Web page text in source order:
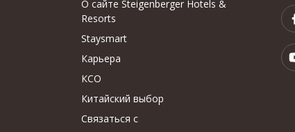
О сайте Steigenberger Hotels &
Resorts
Staysmart
Карьера
КСО
Китайский выбор
Связаться с